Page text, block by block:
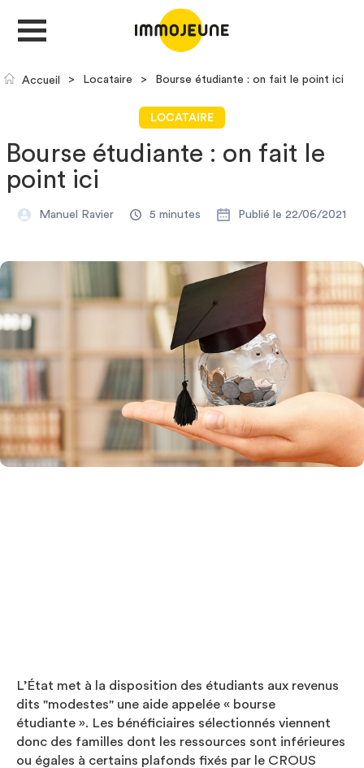
MON COMPTE
DÉPOSER UNE ANNONCE
Villes
Accueil > Locataire > Bourse étudiante : on fait le point ici
LOCATAIRE
Bourse étudiante : on fait le
point ici
Manuel Ravier 5 minutes Publié le 22/06/2021
L’État met à la disposition des étudiants aux revenus
dits "modestes" une aide appelée « bourse
étudiante ». Les bénéficiaires sélectionnés viennent
donc des familles dont les ressources sont inférieures
ou égales à certains plafonds fixés par le CROUS